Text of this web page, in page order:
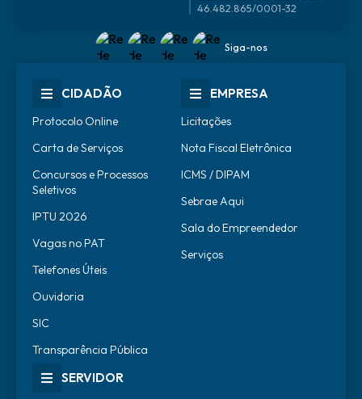
46.482.865/0001-32
Siga-nos
CIDADÃO
Protocolo Online
Carta de Serviços
Concursos e Processos
Seletivos
IPTU 2026
Vagas no PAT
Telefones Úteis
Ouvidoria
SIC
Transparência Pública
EMPRESA
Licitações
Nota Fiscal Eletrônica
ICMS / DIPAM
Sebrae Aqui
Sala do Empreendedor
Serviços
SERVIDOR